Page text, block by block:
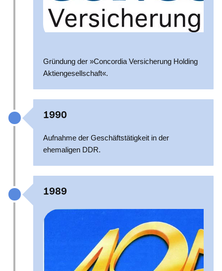
Gründung der »Concordia Versicherung Holding
Aktiengesellschaft«.
1990
Aufnahme der Geschäftstätigkeit in der
ehemaligen DDR.
1989